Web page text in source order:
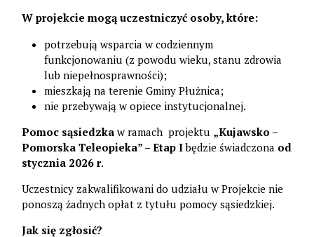
W projekcie mogą uczestniczyć osoby, które:
potrzebują wsparcia w codziennym
funkcjonowaniu (z powodu wieku, stanu zdrowia
lub niepełnosprawności);
mieszkają na terenie Gminy Płużnica;
nie przebywają w opiece instytucjonalnej.
Pomoc sąsiedzka w ramach projektu „Kujawsko –
Pomorska Teleopieka” – Etap Ibędzie świadczona od
stycznia 2026 r.
Uczestnicy zakwalifikowani do udziału w Projekcie nie
ponoszą żadnych opłat z tytułu pomocy sąsiedzkiej.
Jak się zgłosić?